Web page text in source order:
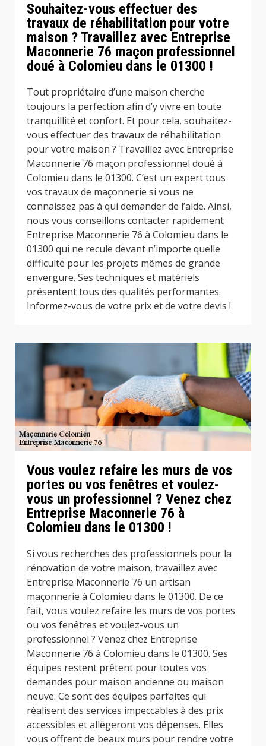
Souhaitez-vous effectuer des
travaux de réhabilitation pour votre
maison ? Travaillez avec Entreprise
Maconnerie 76 maçon professionnel
doué à Colomieu dans le 01300 !
Tout propriétaire d’une maison cherche
toujours la perfection afin d’y vivre en toute
tranquillité et confort. Et pour cela, souhaitez-
vous effectuer des travaux de réhabilitation
pour votre maison ? Travaillez avec Entreprise
Maconnerie 76 maçon professionnel doué à
Colomieu dans le 01300. C’est un expert tous
vos travaux de maçonnerie si vous ne
connaissez pas à qui demander de l’aide. Ainsi,
nous vous conseillons contacter rapidement
Entreprise Maconnerie 76 à Colomieu dans le
01300 qui ne recule devant n’importe quelle
difficulté pour les projets mêmes de grande
envergure. Ses techniques et matériels
présentent tous des qualités performantes.
Informez-vous de votre prix et de votre devis !
Vous voulez refaire les murs de vos
portes ou vos fenêtres et voulez-
vous un professionnel ? Venez chez
Entreprise Maconnerie 76 à
Colomieu dans le 01300 !
Si vous recherches des professionnels pour la
rénovation de votre maison, travaillez avec
Entreprise Maconnerie 76 un artisan
maçonnerie à Colomieu dans le 01300. De ce
fait, vous voulez refaire les murs de vos portes
ou vos fenêtres et voulez-vous un
professionnel ? Venez chez Entreprise
Maconnerie 76 à Colomieu dans le 01300. Ses
équipes restent prêtent pour toutes vos
demandes pour maison ancienne ou maison
neuve. Ce sont des équipes parfaites qui
réalisent des services impeccables à des prix
accessibles et allègeront vos dépenses. Elles
vous offrent de beaux murs pour rendre votre